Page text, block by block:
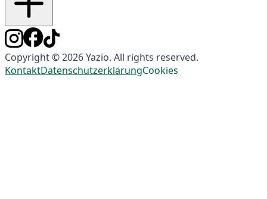
Copyright © 2026 Yazio. All rights reserved.
KontaktDatenschutzerklärungCookies